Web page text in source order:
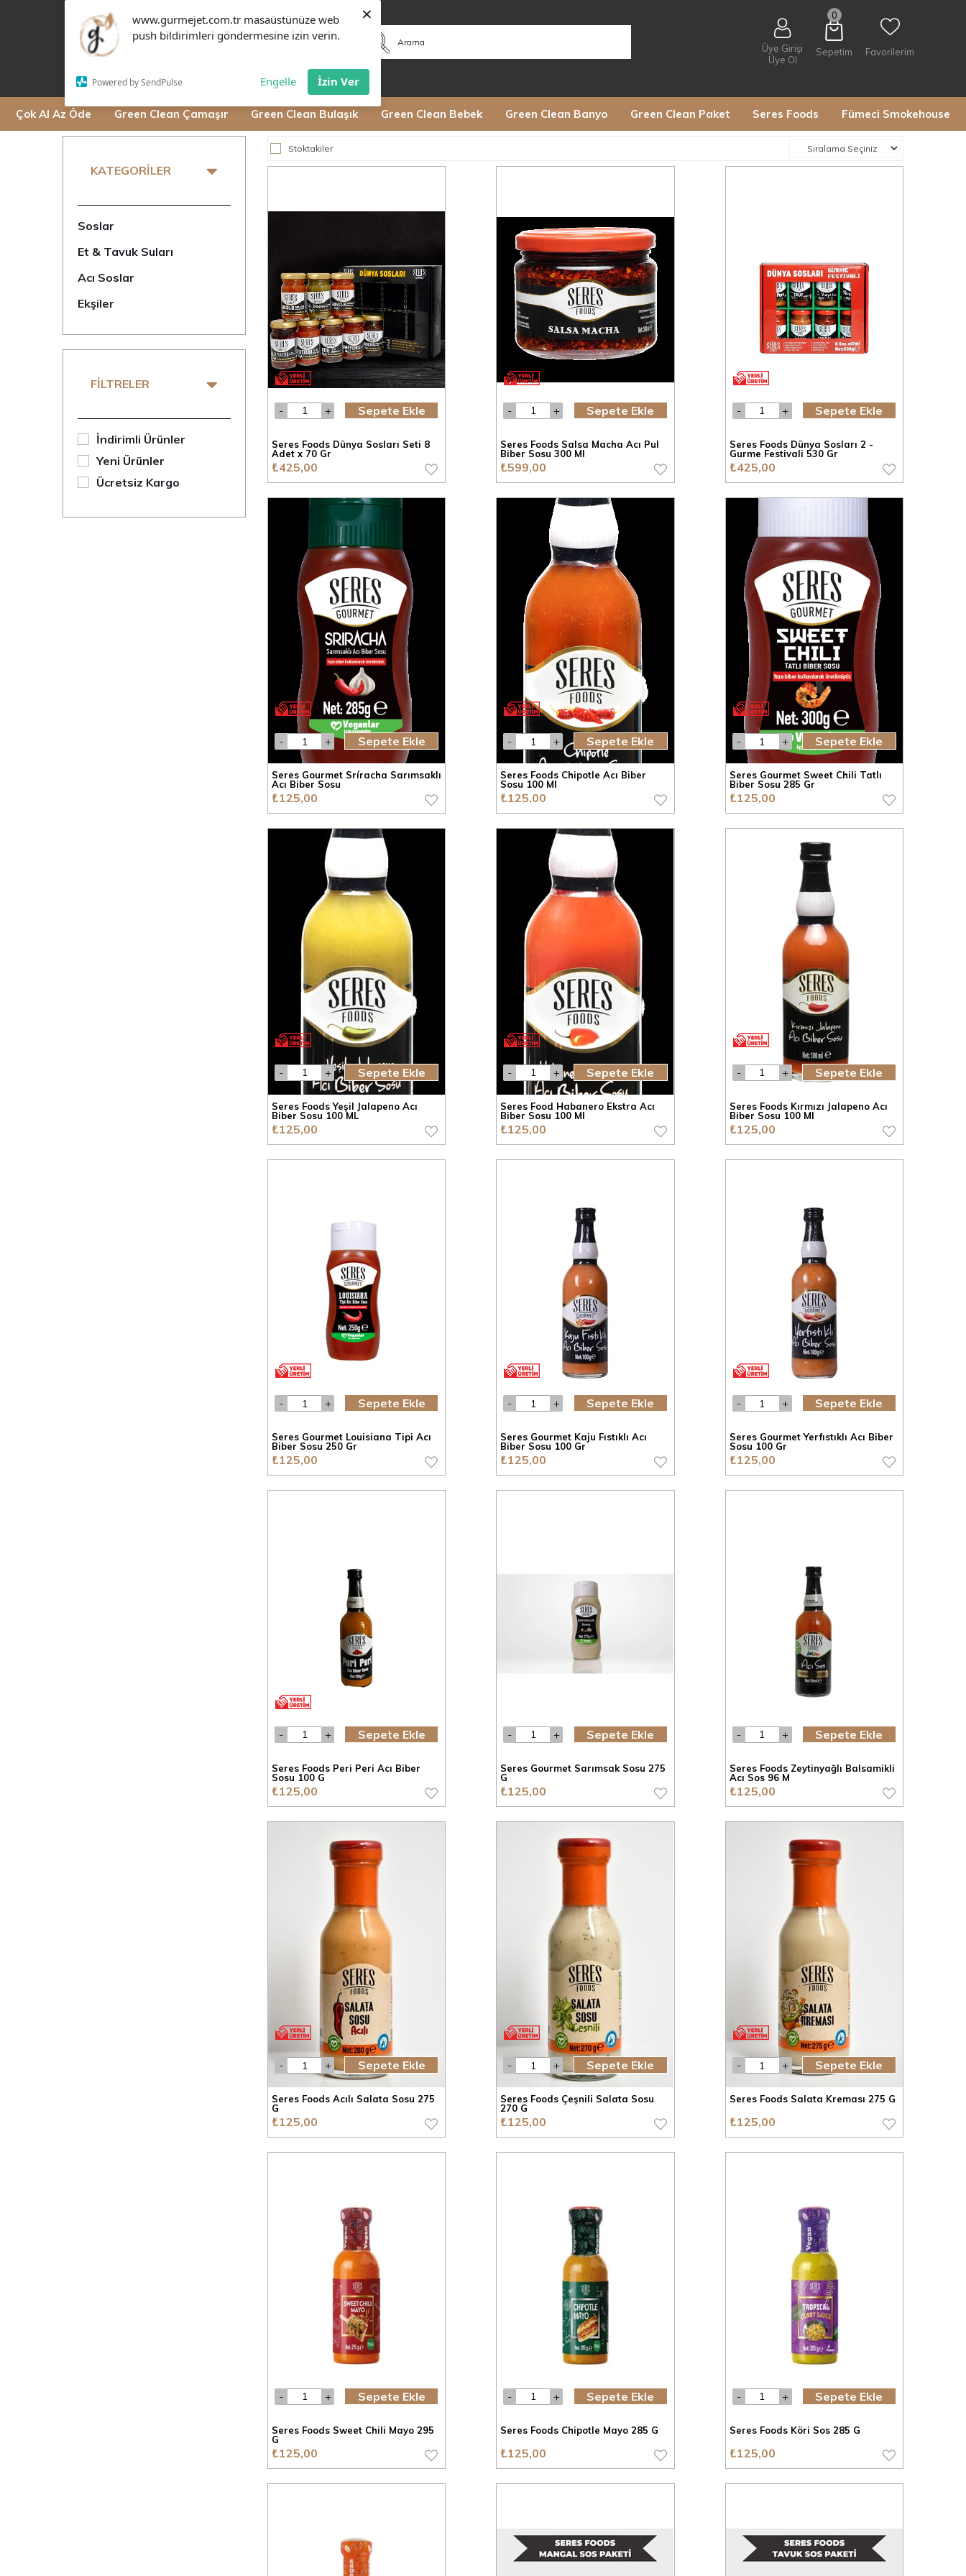
www.gurmejet.com.tr masaüstünüze web
push bildirimleri göndermesine izin verin.
Powered by SendPulse Engelle İzin Ver
×
Favorilerim
Sepetim
0
Üye Girişi
Üye Ol
Çok Al Az Öde Green Clean Çamaşır Green Clean Bulaşık Green Clean Bebek Green Clean Banyo Green Clean Paket Seres Foods Fümeci Smokehouse
KATEGORILER
Soslar
Et & Tavuk Suları
Acı Soslar
Ekşiler
Soya Sosu
Green Clean Çamaşır
Green Clean Bulaşık
Green Clean Bebek
FILTRELER
İndirimli Ürünler
Yeni Ürünler
Ücretsiz Kargo
Stoktakiler
Seres Foods Dünya Sosları Seti 8
Adet x 70 Gr
₺425,00
Sepete Ekle
Seres Foods Salsa Macha Acı Pul
Biber Sosu 300 Ml
₺599,00
Sepete Ekle
Seres Foods Dünya Sosları 2 -
Gurme Festivali 530 Gr
₺425,00
Sepete Ekle
Seres Gourmet Sríracha Sarımsaklı
Acı Biber Sosu
₺125,00
Sepete Ekle
Seres Foods Chipotle Acı Biber
Sosu 100 Ml
₺125,00
Sepete Ekle
Seres Gourmet Sweet Chili Tatlı
Biber Sosu 285 Gr
₺125,00
Sepete Ekle
Seres Foods Yeşil Jalapeno Acı
Biber Sosu 100 ML
₺125,00
Sepete Ekle
Seres Food Habanero Ekstra Acı
Biber Sosu 100 Ml
₺125,00
Sepete Ekle
Seres Foods Kırmızı Jalapeno Acı
Biber Sosu 100 Ml
₺125,00
Sepete Ekle
Seres Gourmet Louisiana Tipi Acı
Biber Sosu 250 Gr
₺125,00
Sepete Ekle
Seres Gourmet Kaju Fıstıklı Acı
Biber Sosu 100 Gr
₺125,00
Sepete Ekle
Seres Gourmet Yerfıstıklı Acı Biber
Sosu 100 Gr
₺125,00
Sepete Ekle
Seres Foods Peri Peri Acı Biber
Sosu 100 G
₺125,00
Sepete Ekle
Seres Gourmet Sarımsak Sosu 275
G
₺125,00
Sepete Ekle
Seres Foods Zeytinyağlı Balsamikli
Acı Sos 96 M
₺125,00
Sepete Ekle
Seres Foods Acılı Salata Sosu 275
G
₺125,00
Sepete Ekle
Seres Foods Çeşnili Salata Sosu
270 G
₺125,00
Sepete Ekle
Seres Foods Salata Kreması 275 G
₺125,00
Sepete Ekle
Seres Foods Sweet Chili Mayo 295
G
₺125,00
Sepete Ekle
Seres Foods Chipotle Mayo 285 G
₺125,00
Sepete Ekle
Seres Foods Köri Sos 285 G
₺125,00
Sepete Ekle